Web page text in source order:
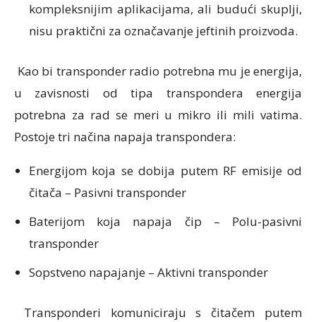
kompleksnijim aplikacijama, ali budući skuplji,
nisu praktični za označavanje jeftinih proizvoda.
Kao bi transponder radio potrebna mu je energija,
u zavisnosti od tipa transpondera energija
potrebna za rad se meri u mikro ili mili vatima.
Postoje tri načina napaja transpondera:
Energijom koja se dobija putem RF emisije od
čitača – Pasivni transponder
Baterijom koja napaja čip – Polu-pasivni
transponder
Sopstveno napajanje – Aktivni transponder
Transponderi komuniciraju s čitačem putem